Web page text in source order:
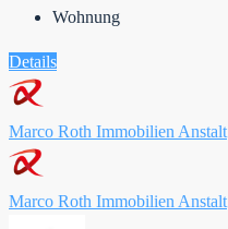
Wohnung
Details
Marco Roth Immobilien Anstalt
Marco Roth Immobilien Anstalt